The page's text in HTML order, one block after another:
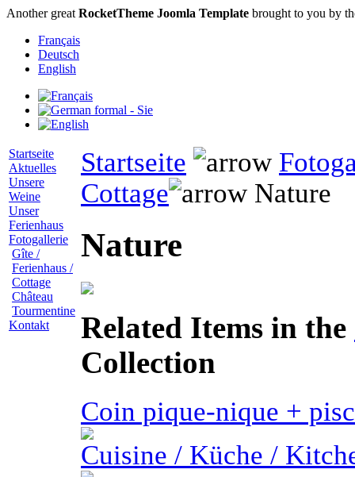
Another great RocketTheme Joomla Template brought to you by
Français
Deutsch
English
Startseite
Aktuelles
Unsere
Weine
Unser
Ferienhaus
Fotogallerie
Gîte /
Ferienhaus /
Cottage
Château
Tourmentine
Kontakt
Startseite
Cottage
Nature
Nature
Related Items in the
Collection
Coin pique-nique +
Cuisine / Küche /